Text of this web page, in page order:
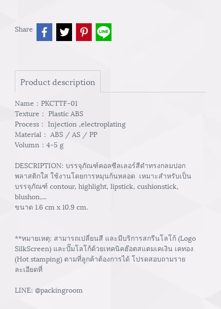
Share
Product description
Name：PKCTTF-01
Texture： Plastic ABS
Process： Injection ,electroplating
Material： ABS / AS / PP
Volumn：4-5 g
DESCRIPTION: บรรจุภัณฑ์คอลซีลเลอร์สีดำทรงกลมปอก
พลาสติกใส ใช้งานโดยการหมุนก้นหลอด เหมาะสำหรับเป็น
บรรจุภัณฑ์ contour, highlight, lipstick, cushionstick,
blushon,...
ขนาด 1.6 cm x 10.9 cm.
**หมายเหตุ: สามารถเปลี่ยนสี และมีบริการสกรีนโลโก้ (Logo
SilkScreen) และปั๊มโลโก้ด้วยเทคนิคฮ๊อตสแตมเคเงิน เคทอง
(Hot stamping) ตามที่ลูกค้าต้องการได้ โปรดสอบถามราย
ละเอียดที่
LINE: @packingroom